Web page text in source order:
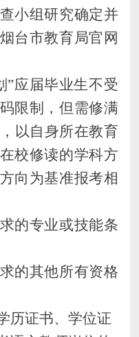
小组研究确定并
烟台市教育局官网
”应届毕业生不受
限制，但需修满
以自身所在教育
校修读的学科方
向为基准报考相
的专业或技能条
的其他所有资格
历证书、学位证